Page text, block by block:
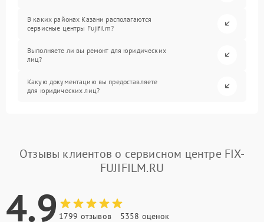
В каких районах Казани располагаются
сервисные центры Fujifilm?
Выполняете ли вы ремонт для юридических
лиц?
Какую документацию вы предоставляете
для юридических лиц?
Отзывы клиентов о сервисном центре FIX-
FUJIFILM.RU
4.9 1799 отзывов 5358 оценок